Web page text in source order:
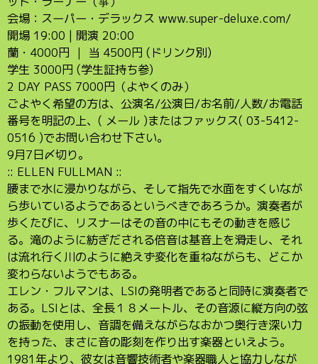
会場：スーパー・デラックス www.super-deluxe.com/
開場 19:00 | 開演 20:00
蘭・4000円 ｜ 当 4500円 (ドリンク別)
学生 3000円 (学生証持ち参)
2 DAY PASS 7000円（よやくのみ）
ごよやく希望の方は、公演名/公演日/お名前/人数/お電話
番号を明記の上、( メール )またはファックス( 03-5412-
0516 )でお問い合わせ下さい。
9月7日〆切り。
:: ELLEN FULLMAN ::
腰まで水に浸かりながら、そして指先で水面をすくいなが
ら歩いているようであるというべきであろうか。演奏者が
歩くたびに、リスナーはその音の中にもその動きを感じ
る。滝のように紡ぎだされる倍音は基音上を滑走し、それ
は流れ行く川のように絶えず変化を重ねながらも、どこか
変わらないようでもある。
エレン・フルマンは、LSIの発明者であると同時に演奏者で
ある。LSIとは、全長１８メートル、その音源に縦方向の弦
の振動を使用し、音調を備えながらなおかつ奥行き深い力
を持った、まさに音の彫刻を作り出す楽器といえよう。
1981年より、彼女は音響技術者や楽器職人と協力しなが